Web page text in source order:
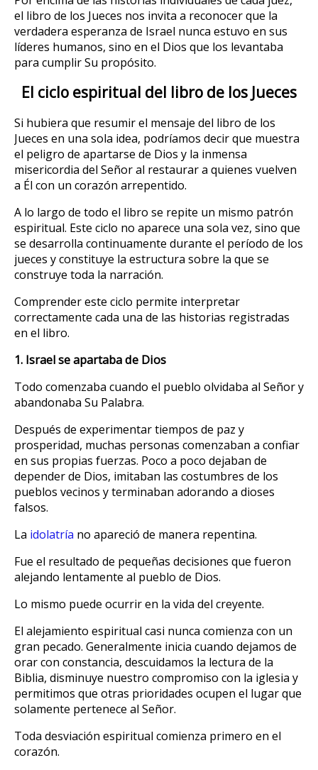
el libro de los Jueces nos invita a reconocer que la
verdadera esperanza de Israel nunca estuvo en sus
líderes humanos, sino en el Dios que los levantaba
para cumplir Su propósito.
El ciclo espiritual del libro de los Jueces
Si hubiera que resumir el mensaje del libro de los
Jueces en una sola idea, podríamos decir que muestra
el peligro de apartarse de Dios y la inmensa
misericordia del Señor al restaurar a quienes vuelven
a Él con un corazón arrepentido.
A lo largo de todo el libro se repite un mismo patrón
espiritual. Este ciclo no aparece una sola vez, sino que
se desarrolla continuamente durante el período de los
jueces y constituye la estructura sobre la que se
construye toda la narración.
Comprender este ciclo permite interpretar
correctamente cada una de las historias registradas
en el libro.
1. Israel se apartaba de Dios
Todo comenzaba cuando el pueblo olvidaba al Señor y
abandonaba Su Palabra.
Después de experimentar tiempos de paz y
prosperidad, muchas personas comenzaban a confiar
en sus propias fuerzas. Poco a poco dejaban de
depender de Dios, imitaban las costumbres de los
pueblos vecinos y terminaban adorando a dioses
falsos.
La idolatría no apareció de manera repentina.
Fue el resultado de pequeñas decisiones que fueron
alejando lentamente al pueblo de Dios.
Lo mismo puede ocurrir en la vida del creyente.
El alejamiento espiritual casi nunca comienza con un
gran pecado. Generalmente inicia cuando dejamos de
orar con constancia, descuidamos la lectura de la
Biblia, disminuye nuestro compromiso con la iglesia y
permitimos que otras prioridades ocupen el lugar que
solamente pertenece al Señor.
Toda desviación espiritual comienza primero en el
corazón.